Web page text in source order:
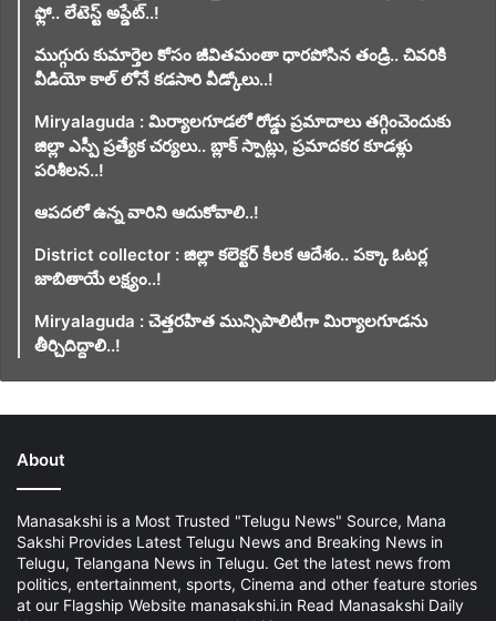
ఫ్లో.. లేటెస్ట్ అప్డేట్..!
ముగ్గురు కుమార్తెల కోసం జీవితమంతా ధారపోసిన తండ్రి.. చివరికి
వీడియో కాల్ లోనే కడసారి వీడ్కోలు..!
Miryalaguda : మిర్యాలగూడలో రోడ్డు ప్రమాదాలు తగ్గించెందుకు
జిల్లా ఎస్పీ ప్రత్యేక చర్యలు.. బ్లాక్ స్పాట్లు, ప్రమాదకర కూడళ్లు
పరిశీలన..!
ఆపదలో ఉన్న వారిని ఆదుకోవాలి..!
District collector : జిల్లా కలెక్టర్ కీలక ఆదేశం.. పక్కా ఓటర్ల
జాబితాయే లక్ష్యం..!
Miryalaguda : చెత్తరహిత మున్సిపాలిటీగా మిర్యాలగూడను
తీర్చిదిద్దాలి..!
About
Manasakshi is a Most Trusted "Telugu News" Source, Mana
Sakshi Provides Latest Telugu News and Breaking News in
Telugu, Telangana News in Telugu. Get the latest news from
politics, entertainment, sports, Cinema and other feature stories
at our Flagship Website manasakshi.in Read Manasakshi Daily